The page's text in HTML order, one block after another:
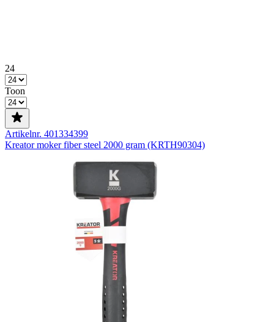
24
Toon
Artikelnr. 401334399
Kreator moker fiber steel 2000 gram (KRTH90304)